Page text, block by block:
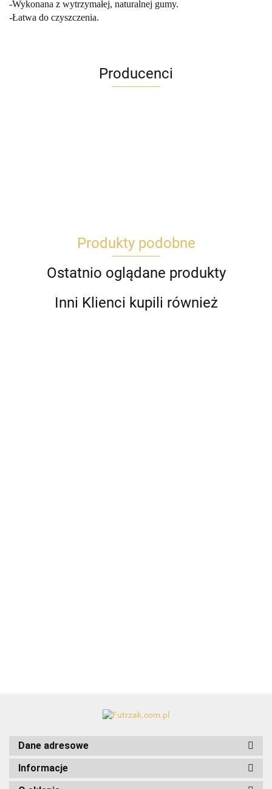
-Wykonana z wytrzymałej, naturalnej gumy.
-Łatwa do czyszczenia.
Producenci
Produkty podobne
Ostatnio oglądane produkty
Inni Klienci kupili również
Dane adresowe
Informacje